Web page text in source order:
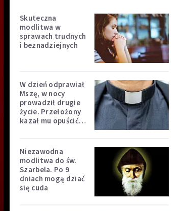
Skuteczna
modlitwa w
sprawach trudnych
i beznadziejnych
W dzień odprawiał
Mszę, w nocy
prowadził drugie
życie. Przełożony
kazał mu opuścić
Niezawodna
modlitwa do św.
Szarbela. Po 9
dniach mogą dziać
się cuda